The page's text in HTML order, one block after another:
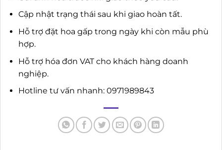
Cập nhật trạng thái sau khi giao hoàn tất.
Hỗ trợ đặt hoa gấp trong ngày khi còn mẫu phù
hợp.
Hỗ trợ hóa đơn VAT cho khách hàng doanh
nghiệp.
Hotline tư vấn nhanh: 0971989843